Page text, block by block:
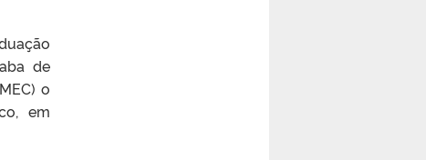
de
o
em